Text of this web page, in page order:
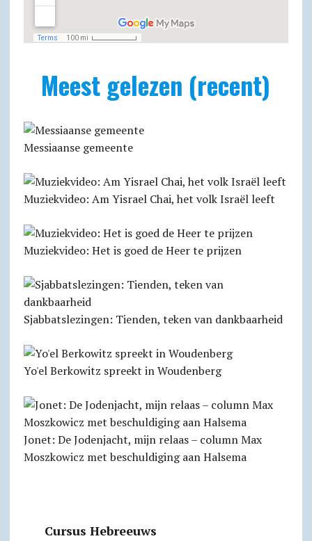
Meest gelezen (recent)
Messiaanse gemeente
Muziekvideo: Am Yisrael Chai, het volk Israël leeft
Muziekvideo: Het is goed de Heer te prijzen
Sjabbats­lezingen: Tienden, teken van dankbaarheid
Yo'el Berkowitz spreekt in Woudenberg
Jonet: De Jodenjacht, mijn relaas – column Max
Moszkowicz met beschuldiging aan Halsema
Cursus Hebreeuws